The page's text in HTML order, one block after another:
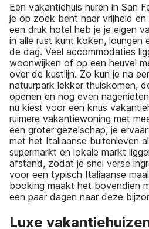
Een vakantiehuis huren in San
je op zoek bent naar vrijheid en
een druk hotel heb je je eigen
in alle rust kunt koken, loungen
de dag. Veel accommodaties
woonwijken of op een heuvel
over de kustlijn. Zo kun je na
natuurpark lekker thuiskomen,
openen en nog even
nu kiest voor een knus
ruimere vakantiewoning met
een groter gezelschap, je
met het Italiaanse buitenleven
supermarkt en lokale markt
afstand, zodat je snel verse
voor een typisch Italiaanse
booking maakt het bovendien
een paar dagen naar deze
Luxe